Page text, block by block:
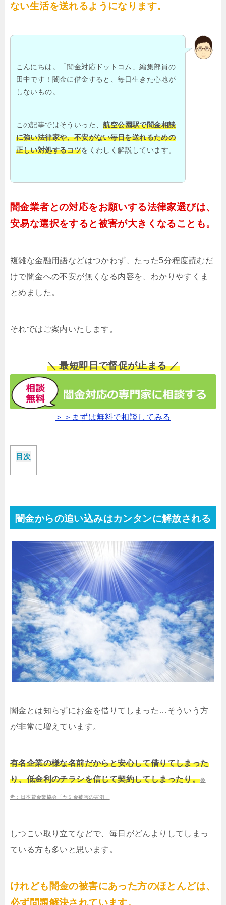
ない生活を送れるようになります。
こんにちは。「闇金対応ドットコム」編集部員の
田中です！闇金に借金すると、毎日生きた心地が
しないもの。
この記事ではそういった、航空公園駅で闇金相談
に強い法律家や、不安がない毎日を送れるための
正しい対処するコツをくわしく解説しています。
闇金業者との対応をお願いする法律家選びは、
安易な選択をすると被害が大きくなることも。
複雑な金融用語などはつかわず、たった5分程度読むだ
けで闇金への不安が無くなる内容を、わかりやすくま
とめました。
それではご案内いたします。
＼ 最短即日で督促が止まる ／
＞＞まずは無料で相談してみる
目次
闇金からの追い込みはカンタンに解放される
闇金とは知らずにお金を借りてしまった…そういう方
が非常に増えています。
有名企業の様な名前だからと安心して借りてしまった
り、低金利のチラシを信じて契約してしまったり。参
考：日本貸金業協会「ヤミ金被害の実例」
しつこい取り立てなどで、毎日がどんよりしてしまっ
ている方も多いと思います。
けれども闇金の被害にあった方のほとんどは、
必ず問題解決されています。